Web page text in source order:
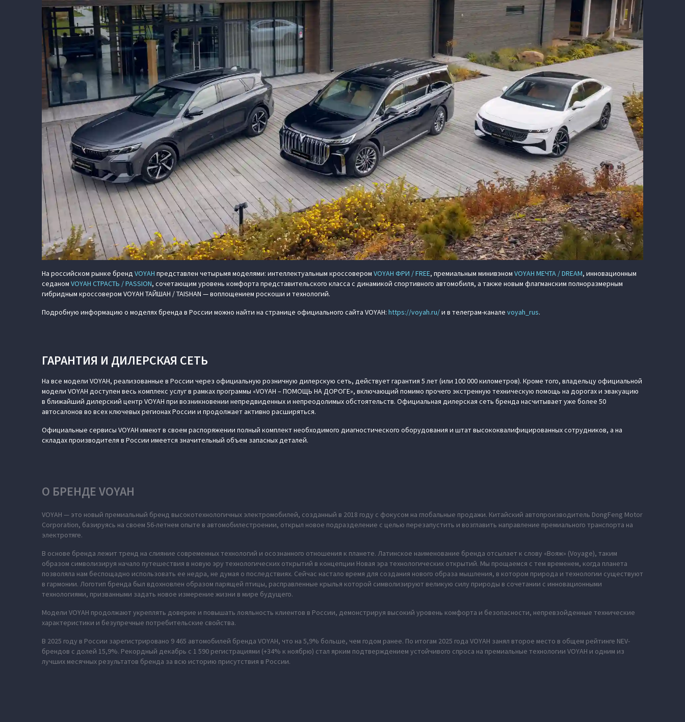
На российском рынке бренд VOYAH представлен четырьмя моделями: интеллектуальным кроссовером VOYAH ФРИ / FREE, премиальным минивэном VOYAH МЕЧТА / DREAM, инновационным
седаном VOYAH СТРАСТЬ / PASSION, сочетающим уровень комфорта представительского класса с динамикой спортивного автомобиля, а также новым флагманским полноразмерным
гибридным кроссовером VOYAH ТАЙШАН / TAISHAN — воплощением роскоши и технологий.
Подробную информацию о моделях бренда в России можно найти на странице официального сайта VOYAH: https://voyah.ru/и в телеграм-канале voyah_rus.
ГАРАНТИЯ И ДИЛЕРСКАЯ СЕТЬ
На все модели VOYAH, реализованные в России через официальную розничную дилерскую сеть, действует гарантия 5 лет (или 100 000 километров). Кроме того, владельцу официальной
модели VOYAH доступен весь комплекс услуг в рамках программы «VOYAH – ПОМОЩЬ НА ДОРОГЕ», включающий помимо прочего экстренную техническую помощь на дорогах и эвакуацию
в ближайший дилерский центр VOYAH при возникновении непредвиденных и непреодолимых обстоятельств. Официальная дилерская сеть бренда насчитывает уже более 50
автосалонов во всех ключевых регионах России и продолжает активно расширяться.
Официальные сервисы VOYAH имеют в своем распоряжении полный комплект необходимого диагностического оборудования и штат высококвалифицированных сотрудников, а на
складах производителя в России имеется значительный объем запасных деталей.
О БРЕНДЕ VOYAH
VOYAH — это новый премиальный бренд высокотехнологичных электромобилей, созданный в 2018 году с фокусом на глобальные продажи. Китайский автопроизводитель DongFeng Motor
Corporation, базируясь на своем 56-летнем опыте в автомобилестроении, открыл новое подразделение с целью перезапустить и возглавить направление премиального транспорта на
электротяге.
В основе бренда лежит тренд на слияние современных технологий и осознанного отношения к планете. Латинское наименование бренда отсылает к слову «Вояж» (Voyage), таким
образом символизируя начало путешествия в новую эру технологических открытий в концепции Новая эра технологических открытий. Мы прощаемся с тем временем, когда планета
позволяла нам беспощадно использовать ее недра, не думая о последствиях. Сейчас настало время для создания нового образа мышления, в котором природа и технологии существуют
в гармонии. Логотип бренда был вдохновлен образом парящей птицы, расправленные крылья которой символизируют великую силу природы в сочетании с инновационными
технологиями, призванными задать новое измерение жизни в мире будущего.
Модели VOYAH продолжают укреплять доверие и повышать лояльность клиентов в России, демонстрируя высокий уровень комфорта и безопасности, непревзойденные технические
характеристики и безупречные потребительские свойства.
В 2025 году в России зарегистрировано 9 465 автомобилей бренда VOYAH, что на 5,9% больше, чем годом ранее. По итогам 2025 года VOYAH занял второе место в общем рейтинге NEV-
брендов с долей 15,9%. Рекордный декабрь с 1 590 регистрациями (+34% к ноябрю) стал ярким подтверждением устойчивого спроса на премиальные технологии VOYAH и одним из
лучших месячных результатов бренда за всю историю присутствия в России.